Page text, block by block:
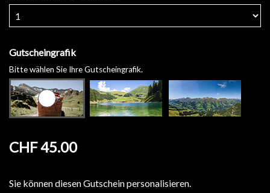
Gutscheingrafik
Bitte wählen Sie Ihre Gutscheingrafik.
CHF 45.00
Sie können diesen Gutschein personalisieren.